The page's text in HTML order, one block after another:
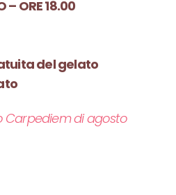
– ORE 18.00
del gelato
Carpediem di agosto